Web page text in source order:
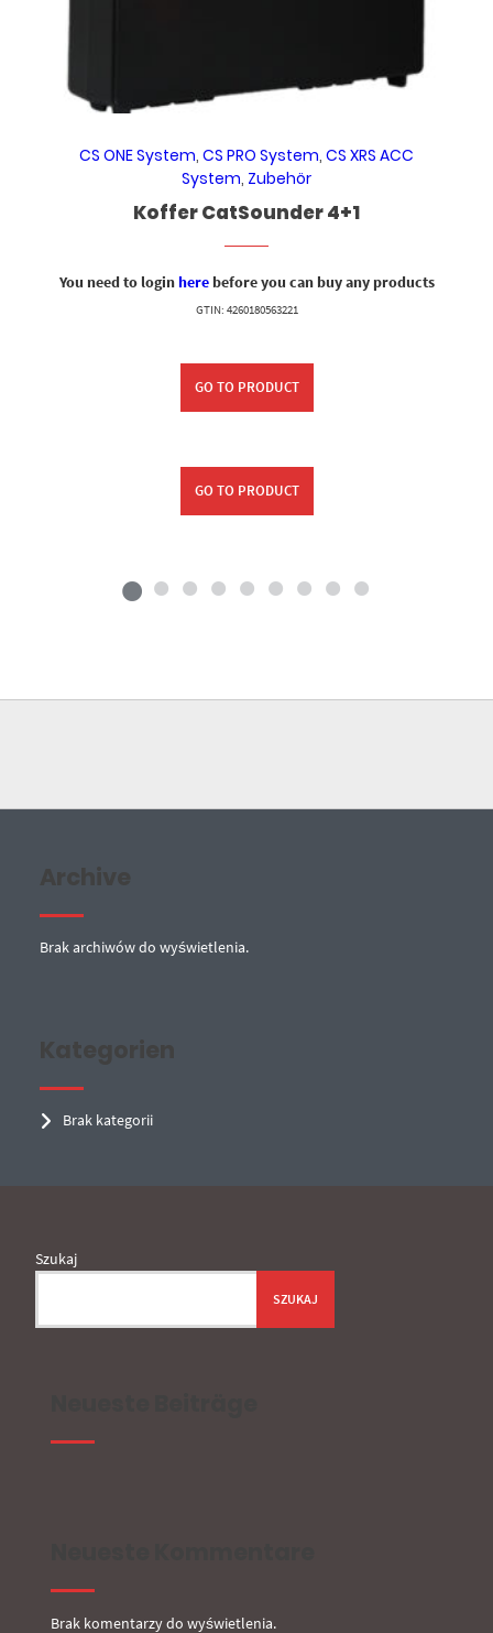
CS ONE System,CS PRO System,CS XRS ACC
System, Zubehör
Koffer CatSounder 4+1
You need to loginherebefore you can buy any products
GTIN: 4260180563221
GO TO PRODUCT
GO TO PRODUCT
Archive
Brak archiwów do wyświetlenia.
Kategorien
Brak kategorii
Szukaj
SZUKAJ
Brak komentarzy do wyświetlenia.